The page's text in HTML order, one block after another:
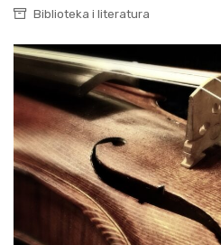
Biblioteka i literatura